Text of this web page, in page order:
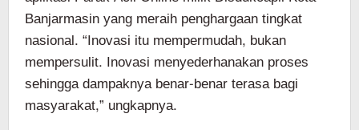
Banjarmasin yang meraih penghargaan tingkat
nasional. “Inovasi itu mempermudah, bukan
mempersulit. Inovasi menyederhanakan proses
sehingga dampaknya benar-benar terasa bagi
masyarakat,” ungkapnya.